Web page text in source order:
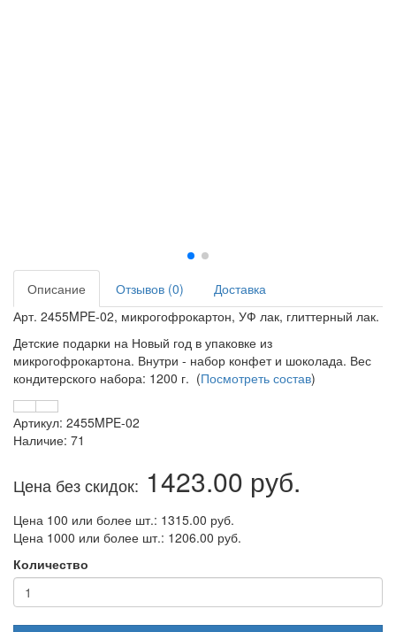
Описание Отзывов (0)
Доставка
Арт. 2455MPE-02, микрогофрокартон, УФ лак, глиттерный лак.
Детские подарки на Новый год в упаковке из
микрогофрокартона. Внутри - набор конфет и шоколада. Вес
кондитерского набора: 1200 г. (Посмотреть состав)
Артикул: 2455MPE-02
Наличие: 71
Цена без скидок: 1423.00 руб.
Цена 100 или более шт.: 1315.00 руб.
Цена 1000 или более шт.: 1206.00 руб.
Количество